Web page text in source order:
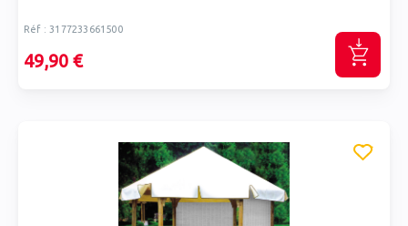
Réf : 3177233661500
49,90 €